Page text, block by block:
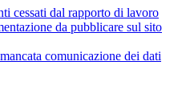
cessati dal rapporto di lavoro
da pubblicare sul sito
comunicazione dei dati